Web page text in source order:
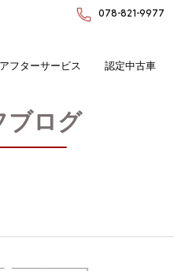
078-821-9977
アフターサービス 認定中古車
ブログ